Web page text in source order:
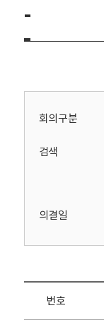
위
회
-
회의구분
검색
의결일
번호